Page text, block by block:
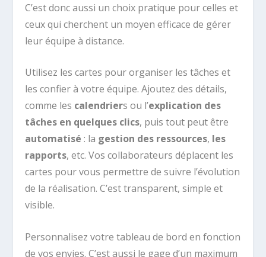
C’est donc aussi un choix pratique pour celles et
ceux qui cherchent un moyen efficace de gérer
leur équipe à distance.
Utilisez les cartes pour organiser les tâches et
les confier à votre équipe. Ajoutez des détails,
comme les calendriers ou l’explication des
tâches en quelques clics, puis tout peut être
automatisé : la gestion des ressources, les
rapports, etc. Vos collaborateurs déplacent les
cartes pour vous permettre de suivre l’évolution
de la réalisation. C’est transparent, simple et
visible.
Personnalisez votre tableau de bord en fonction
de vos envies. C’est aussi le gage d’un maximum